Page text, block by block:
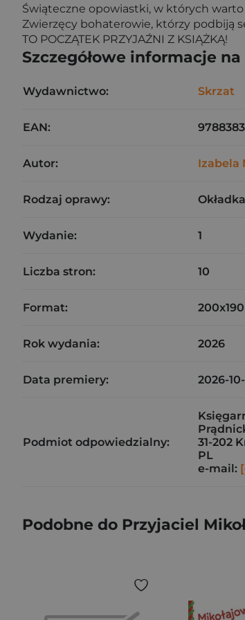
Świąteczne opowiastki, w których warto
Zwierzęcy bohaterowie, którzy podbiją
TO POCZĄTEK PRZYJAŹNI Z KSIĄŻKĄ!
Szczegółowe informacje
Wydawnictwo: Skrzat
EAN:
Autor: Izabela
Rodzaj oprawy:
Wydanie: 1
Liczba stron: 10
Format: 200x190
Rok wydania: 2026
Data premiery: 2026-
Podmiot odpowiedzialny:
31-202
PL
e-mail:
Podobne do Przyjaciel